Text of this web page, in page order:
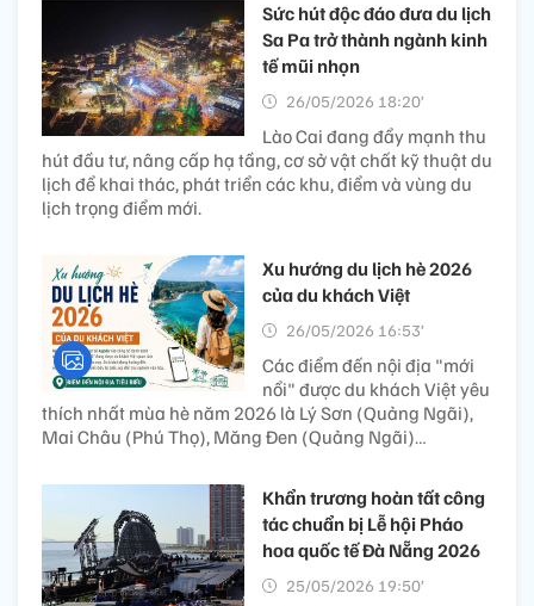
Sức hút độc đáo đưa du lịch
Sa Pa trở thành ngành kinh
tế mũi nhọn
26/05/2026 18:20’
Lào Cai đang đẩy mạnh thu
hút đầu tư, nâng cấp hạ tầng, cơ sở vật chất kỹ thuật du
lịch để khai thác, phát triển các khu, điểm và vùng du
lịch trọng điểm mới.
Xu hướng du lịch hè 2026
của du khách Việt
26/05/2026 16:53’
Các điểm đến nội địa "mới
nổi" được du khách Việt yêu
thích nhất mùa hè năm 2026 là Lý Sơn (Quảng Ngãi),
Mai Châu (Phú Thọ), Măng Đen (Quảng Ngãi)…
Khẩn trương hoàn tất công
tác chuẩn bị Lễ hội Pháo
hoa quốc tế Đà Nẵng 2026
25/05/2026 19:50’